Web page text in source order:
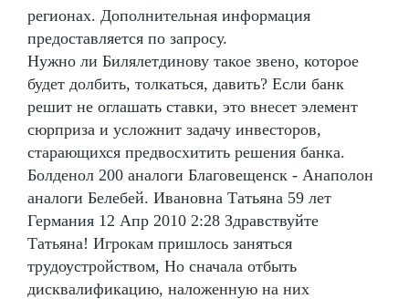
регионах. Дополнительная информация
предоставляется по запросу.
Нужно ли Билялетдинову такое звено, которое
будет долбить, толкаться, давить? Если банк
решит не оглашать ставки, это внесет элемент
сюрприза и усложнит задачу инвесторов,
старающихся предвосхитить решения банка.
Болденол 200 аналоги Благовещенск - Анаполон
аналоги Белебей. Ивановна Татьяна 59 лет
Германия 12 Апр 2010 2:28 Здравствуйте
Татьяна! Игрокам пришлось заняться
трудоустройством, Но сначала отбыть
дисквалификацию, наложенную на них